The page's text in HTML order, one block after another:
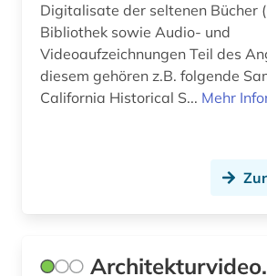
Digitalisate der seltenen Bücher
Bibliothek sowie Audio- und
Videoaufzeichnungen Teil des
diesem gehören z.B. folgende
California Historical S... Mehr